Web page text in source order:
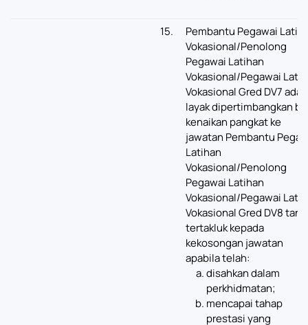
15.
Pembantu Pegawai
Vokasional/Penolong
Pegawai Latihan
Vokasional/Pegawai
Vokasional Gred DV7
layak dipertimbangkan
kenaikan pangkat ke
jawatan Pembantu
Latihan
Vokasional/Penolong
Pegawai Latihan
Vokasional/Pegawai
Vokasional Gred DV8
tertakluk kepada
kekosongan jawatan
apabila telah:
disahkan dalam
perkhidmatan;
mencapai tahap
prestasi yang